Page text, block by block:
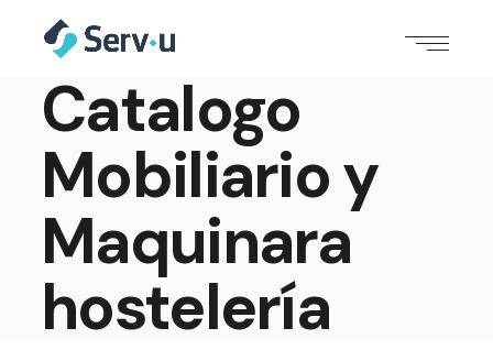
Catalogo
Mobiliario y
Maquinara
hostelería